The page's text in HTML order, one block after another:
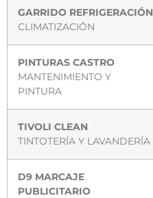
GARRIDO REFRIGERACIÓN
CLIMATIZACIÓN
PINTURAS CASTRO
MANTENIMIENTO Y
PINTURA
TIVOLI CLEAN
TINTOTERÍA Y LAVANDERÍA
D9 MARCAJE
PUBLICITARIO